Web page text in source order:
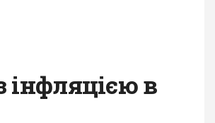
інфляцією в